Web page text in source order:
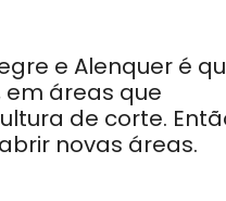
e Alenquer é
áreas que
de corte.
novas áreas.